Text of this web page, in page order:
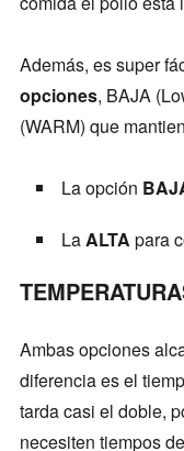
Además, es super
opciones, BAJA
(WARM) que
La opción
La ALTA para
Ambas opciones
diferencia es el
tarda casi el doble,
necesiten tiempos